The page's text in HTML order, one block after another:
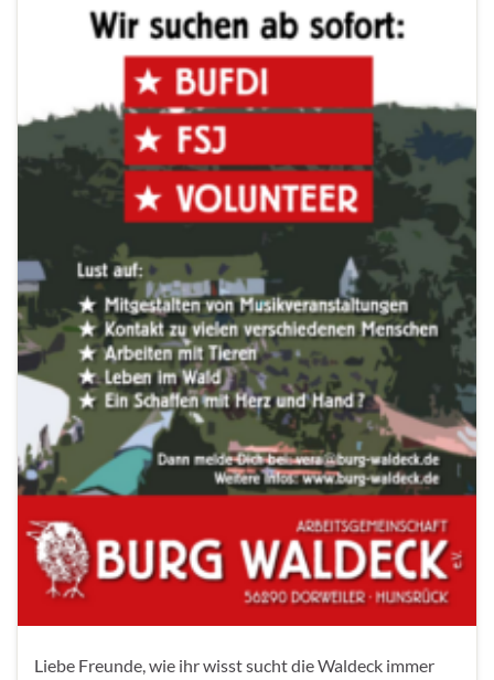
Liebe Freunde, wie ihr wisst sucht die Waldeck immer